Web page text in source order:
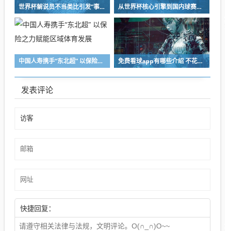
世界杯解说员不当类比引发“事故”，人民网：绝不能口无遮拦、肆意越界 从世界杯核心引擎到国内球赛智慧场：联想AI高科技助力中国足球联赛降本增效
中国人寿携手“东北超” 以保险之力赋能区域体育发展 免费看球app有哪些介绍 不花钱看球app盘点
发表评论
快捷回复：